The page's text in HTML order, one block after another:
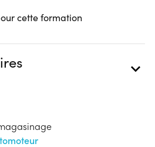
cette formation